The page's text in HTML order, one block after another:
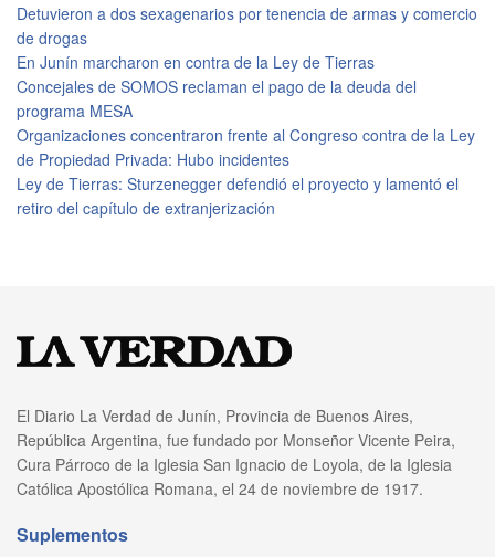
Detuvieron a dos sexagenarios por tenencia de armas y comercio
de drogas
En Junín marcharon en contra de la Ley de Tierras
Concejales de SOMOS reclaman el pago de la deuda del
programa MESA
Organizaciones concentraron frente al Congreso contra de la Ley
de Propiedad Privada: Hubo incidentes
Ley de Tierras: Sturzenegger defendió el proyecto y lamentó el
retiro del capítulo de extranjerización
El Diario La Verdad de Junín, Provincia de Buenos Aires,
República Argentina, fue fundado por Monseñor Vicente Peira,
Cura Párroco de la Iglesia San Ignacio de Loyola, de la Iglesia
Católica Apostólica Romana, el 24 de noviembre de 1917.
Suplementos